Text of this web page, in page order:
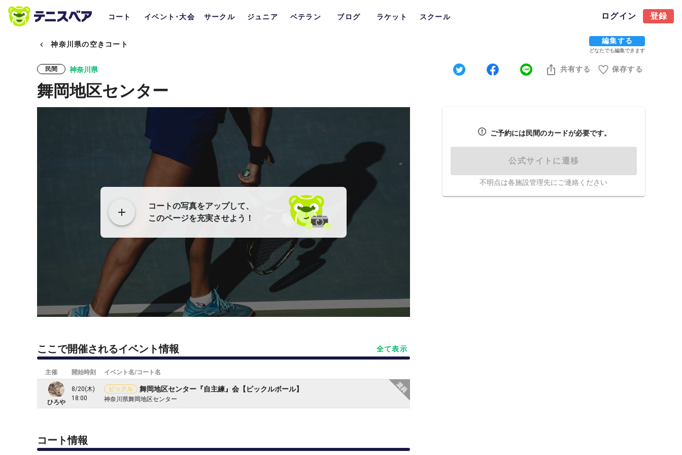
コート イベント･大会 サークル ジュニア ベテラン ブログ ラケット スクール ログイン 登録
神奈川県の空きコート 編集する
どなたでも編集できます
民間 神奈川県 共有する 保存する
舞岡地区センター
コートの写真をアップして、
このページを充実させよう！
ここで開催されるイベント情報 全て表示
主催 開始時刻 イベント名/コート名
ひろや
8/20(木)
18:00
ピックル 舞岡地区センター『自主練』会【ピックルボール】
神奈川県舞岡地区センター
コート情報
ご予約には民間のカードが必要です。
公式サイトに遷移
不明点は各施設管理先にご連絡ください